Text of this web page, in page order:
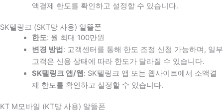
액결제 한도를 확인하고 설정할 수 있습니다.
SK텔링크 (SKT망 사용) 알뜰폰
한도: 월 최대 100만원
변경 방법 : 고객센터를 통해 한도 조정 신청 가능하며, 일부
고객은 신용 상태에 따라 한도가 달라질 수 있습니다.
SK텔링크 앱/웹 : SK텔링크 앱 또는 웹사이트에서 소액결
제 한도를 확인하고 설정할 수 있습니다.
KT M모바일 (KT망 사용) 알뜰폰